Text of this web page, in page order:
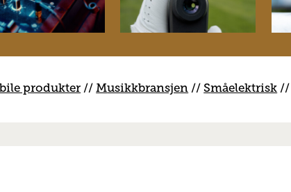
produkter //Musikkbransjen // Småelektrisk //